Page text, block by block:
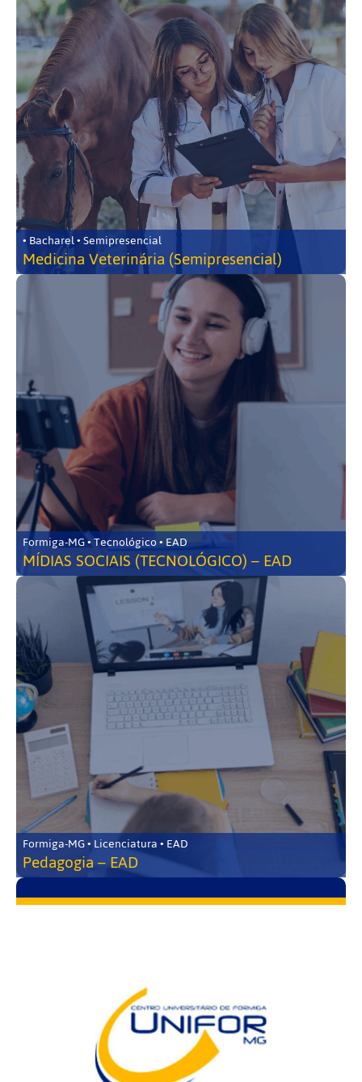
• Bacharel • Semipresencial
Medicina Veterinária (Semipresencial)
Formiga-MG • Tecnológico • EAD
MÍDIAS SOCIAIS (TECNOLÓGICO) – EAD
Formiga-MG • Licenciatura • EAD
Pedagogia – EAD